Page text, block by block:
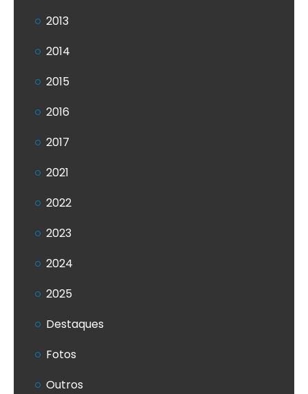
2013
2014
2015
2016
2017
2021
2022
2023
2024
2025
Destaques
Fotos
Outros